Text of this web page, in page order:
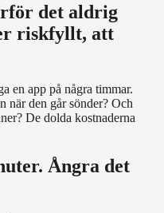
det aldrig
riskfyllt, att
en app på några timmar.
när den går sönder? Och
De dolda kostnaderna
Ångra det